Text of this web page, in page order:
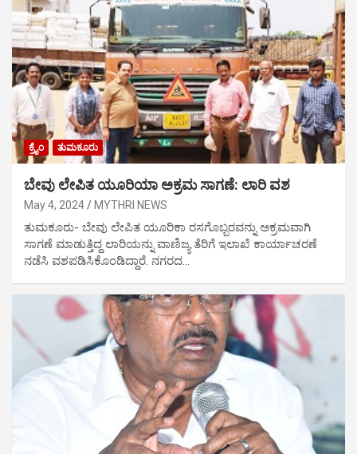
ಕ್ರೈಂ ತುಮಕೂರು
ಬೇವು ಲೇಪಿತ ಯೂರಿಯಾ ಅಕ್ರಮ ಸಾಗಣೆ: ಲಾರಿ ವಶ
May 4, 2024 MYTHRI NEWS
ತುಮಕೂರು- ಬೇವು ಲೇಪಿತ ಯೂರಿಕಾ ರಸಗೊಬ್ಬರವನ್ನು ಅಕ್ರಮವಾಗಿ
ಸಾಗಣೆ ಮಾಡುತ್ತಿದ್ದ ಲಾರಿಯನ್ನು ವಾಣಿಜ್ಯ ತೆರಿಗೆ ಇಲಾಖೆ ಕಾರ್ಯಾಚರಣೆ
ನಡೆಸಿ ವಶಪಡಿಸಿಕೊಂಡಿದ್ದಾರೆ. ನಗರದ…